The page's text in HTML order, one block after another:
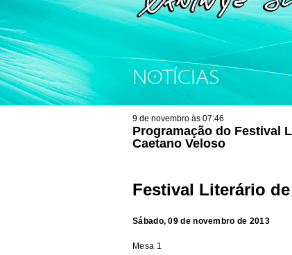
NOTÍCIAS
9 de novembro às 07:46
Programação do Festival
Caetano Veloso
Festival Literário
Sábado, 09 de novembro de 2013
Mesa 1